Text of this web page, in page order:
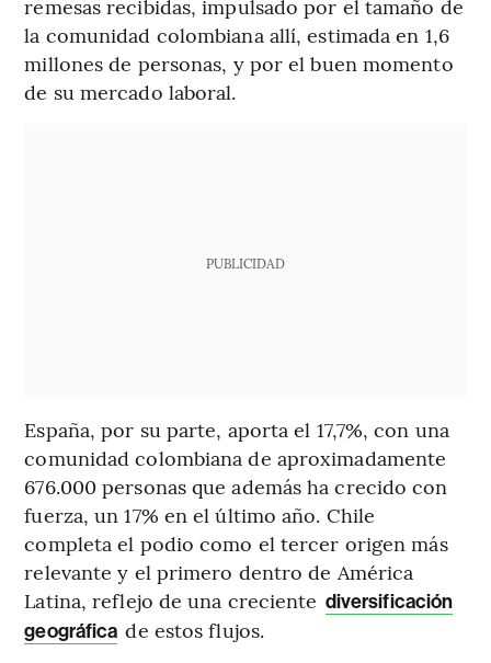
remesas recibidas, impulsado por el tamaño de
la comunidad colombiana allí, estimada en 1,6
millones de personas, y por el buen momento
de su mercado laboral.
PUBLICIDAD
España, por su parte, aporta el 17,7%, con una
comunidad colombiana de aproximadamente
676.000 personas que además ha crecido con
fuerza, un 17% en el último año. Chile
completa el podio como el tercer origen más
relevante y el primero dentro de América
Latina, reflejo de una creciente diversificación
geográfica de estos flujos.